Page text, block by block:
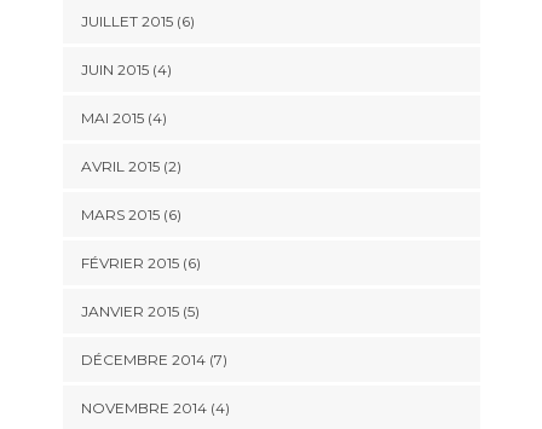
JUILLET 2015(6)
JUIN 2015(4)
MAI 2015(4)
AVRIL 2015(2)
MARS 2015(6)
FÉVRIER 2015(6)
JANVIER 2015(5)
DÉCEMBRE 2014(7)
NOVEMBRE 2014(4)